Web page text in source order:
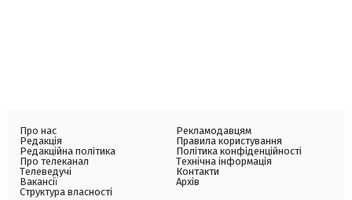
Про нас
Редакція
Редакційна політика
Про телеканал
Телеведучі
Вакансії
Структура власності
Рекламодавцям
Правила користування
Політика конфіденційності
Технічна інформація
Контакти
Архів